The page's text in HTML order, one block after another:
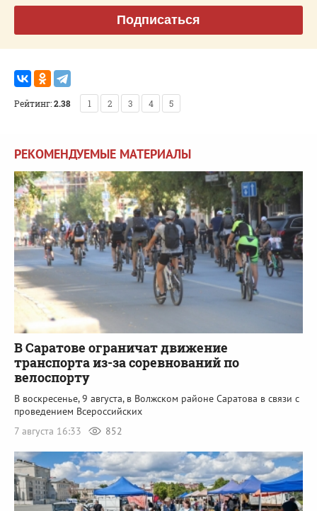
Подписаться
Рейтинг:2.38 1 2 3 4 5
РЕКОМЕНДУЕМЫЕ МАТЕРИАЛЫ
В Саратове ограничат движение
транспорта из-за соревнований по
велоспорту
В воскресенье, 9 августа, в Волжском районе Саратова в связи с
проведением Всероссийских
7 августа 16:33
852